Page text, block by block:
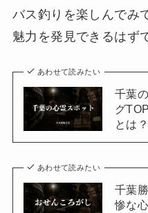
バス釣りを楽しんでみ
魅力を発見できるはず
あわせて読みたい
千葉
グ
とは？
あわせて読みたい
千葉
惨な